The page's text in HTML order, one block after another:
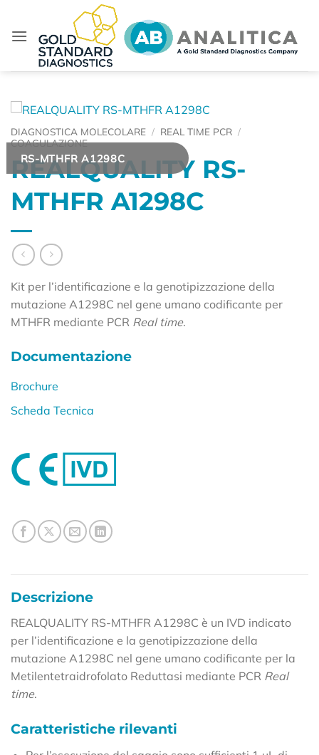
contenuti
RS-MTHFR A1298C
DIAGNOSTICA MOLECOLARE / REAL TIME PCR /
COAGULAZIONE
REALQUALITY RS-
MTHFR A1298C
Kit per l’identificazione e la genotipizzazione della
mutazione A1298C nel gene umano codificante per
MTHFR mediante PCR Real time.
Documentazione
Brochure
Scheda Tecnica
Descrizione
REALQUALITY RS-MTHFR A1298C è un IVD indicato
per l’identificazione e la genotipizzazione della
mutazione A1298C nel gene umano codificante per la
Metilentetraidrofolato Reduttasi mediante PCR Real
time.
Caratteristiche rilevanti